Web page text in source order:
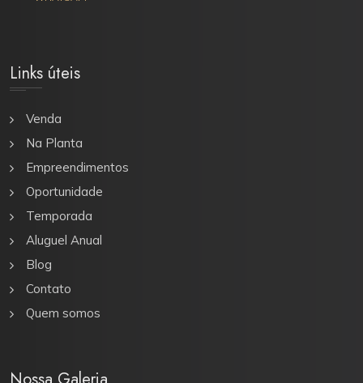
Links úteis
Venda
Na Planta
Empreendimentos
Oportunidade
Temporada
Aluguel Anual
Blog
Contato
Quem somos